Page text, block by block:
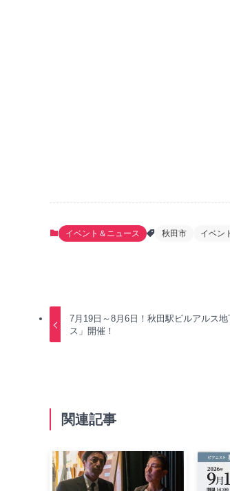
イベント＆ニュース 秋田市 イベン
7月19日～8月6日！秋田駅ビルアルス
ス」開催！
関連記事